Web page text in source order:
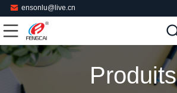
ensonlu@live.cn
Produits